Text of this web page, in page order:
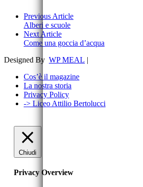
Previous Article
Alberi e scuole
Next Article
Come una goccia d’acqua
Designed By WP MEAL |
Cos’è il magazine
La nostra storia
Privacy Policy
-> Liceo Attilio Bertolucci
Chiudi
Privacy Overview